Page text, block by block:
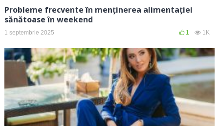
Probleme frecvente în menținerea alimentației
sănătoase în weekend
1 septembrie 2025 1 1K